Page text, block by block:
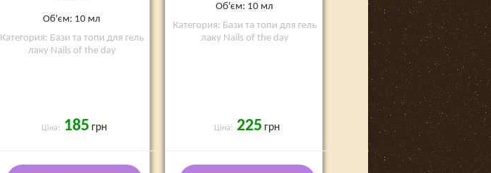
Об'єм: 10 мл
Категория: Бази та топи для гель
лаку Nails of the day
Ціна: 185 грн
Об'єм: 10 мл
Категория: Бази та топи для гель
лаку Nails of the day
Ціна: 225 грн